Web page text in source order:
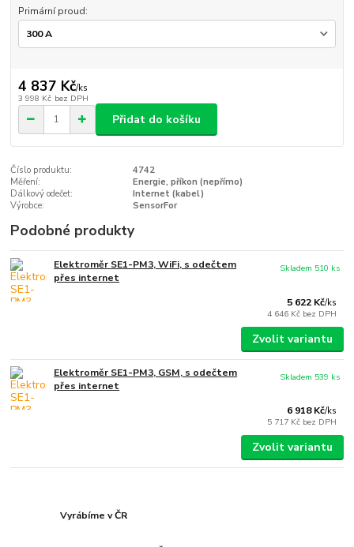
Primární proud:
4 837 Kč/ks
3 998 Kč bez DPH
Přidat do košíku
Číslo produktu:
4742
Měření:
Energie, příkon (nepřímo)
Dálkový odečet:
Internet (kabel)
Výrobce:
SensorFor
Podobné produkty
Elektroměr SE1-PM3, WiFi, s odečtem
přes internet
5 622 Kč/ks
4 646 Kč bez DPH
Skladem 510 ks
Zvolit variantu
Elektroměr SE1-PM3, GSM, s odečtem
přes internet
6 918 Kč/ks
5 717 Kč bez DPH
Skladem 539 ks
Zvolit variantu
Vyrábíme v ČR